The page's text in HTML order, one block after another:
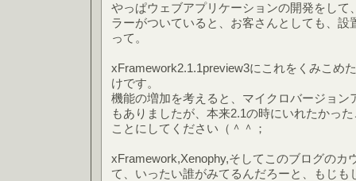
やっぱウェブアプリケーションの開発をして
ラーがついていると、お客さんとしても、設
って。
xFramework2.1.1preview3にこれをくみこめ
けです。
機能の増加を考えると、マイクロバージョン
もありましたが、本来2.1の時にいれたかっ
ことにしてください（＾＾；
xFramework,Xenophy,そしてこのブログのカ
て、いったい誰がみてるんだろーと、もじも